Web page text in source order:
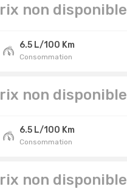
non disponible
6.5 L/100 Km
Consommation
non disponible
6.5 L/100 Km
Consommation
non disponible